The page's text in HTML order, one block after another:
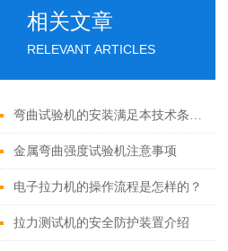
相关文章
RELEVANT ARTICLES
弯曲试验机的安装满足本技术条件的要求
金属弯曲强度试验机注意事项
电子拉力机的操作流程是怎样的？
拉力测试机的安全防护装置介绍